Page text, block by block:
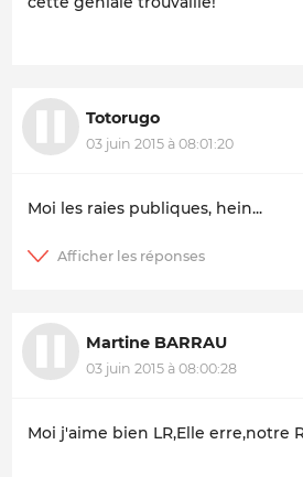
Totorugo
03 juin 2015 à 08:01:20
Moi les raies publiques, hein...
Martine BARRAU
03 juin 2015 à 08:00:28
Moi j'aime bien LR,Elle erre,notre